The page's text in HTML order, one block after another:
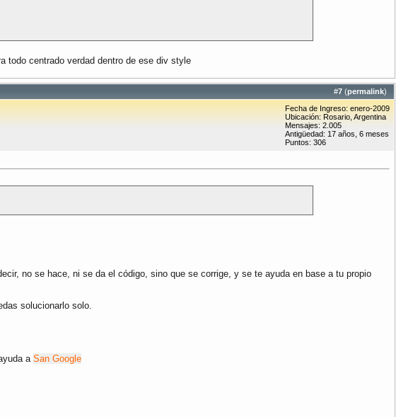
todo centrado verdad dentro de ese div style
#7 (permalink)
Fecha de Ingreso: enero-2009
Ubicación: Rosario, Argentina
Mensajes: 2.005
Antigüedad: 17 años, 6 meses
Puntos: 306
no se hace, ni se da el código, sino que se corrige, y se te ayuda en base a tu propio
solucionarlo solo.
a San Google